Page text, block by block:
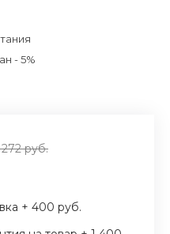
- 5%
272 руб.
+ 400 руб.